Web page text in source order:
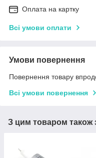
Оплата на картку
Всі умови оплати
Умови повернення
Повернення товару
Всі умови повернення
З цим товаром також